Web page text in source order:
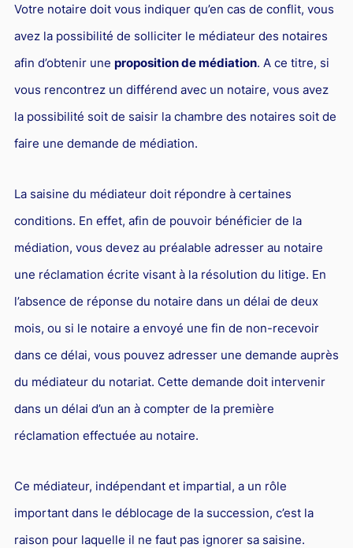
Votre notaire doit vous indiquer qu’en cas de conflit, vous
avez la possibilité de solliciter le médiateur des notaires
afin d’obtenir une proposition de médiation. A ce titre, si
vous rencontrez un différend avec un notaire, vous avez
la possibilité soit de saisir la chambre des notaires soit de
faire une demande de médiation.
La saisine du médiateur doit répondre à certaines
conditions. En effet, afin de pouvoir bénéficier de la
médiation, vous devez au préalable adresser au notaire
une réclamation écrite visant à la résolution du litige. En
l’absence de réponse du notaire dans un délai de deux
mois, ou si le notaire a envoyé une fin de non-recevoir
dans ce délai, vous pouvez adresser une demande auprès
du médiateur du notariat. Cette demande doit intervenir
dans un délai d’un an à compter de la première
réclamation effectuée au notaire.
Ce médiateur, indépendant et impartial, a un rôle
important dans le déblocage de la succession, c’est la
raison pour laquelle il ne faut pas ignorer sa saisine.